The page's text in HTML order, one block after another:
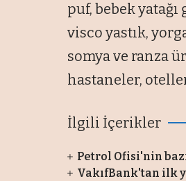
puf, bebek
visco yastık,
somya ve ranza
hastaneler,
İlgili İçerikler
Petrol Ofisi'nin
VakıfBank'tan ilk